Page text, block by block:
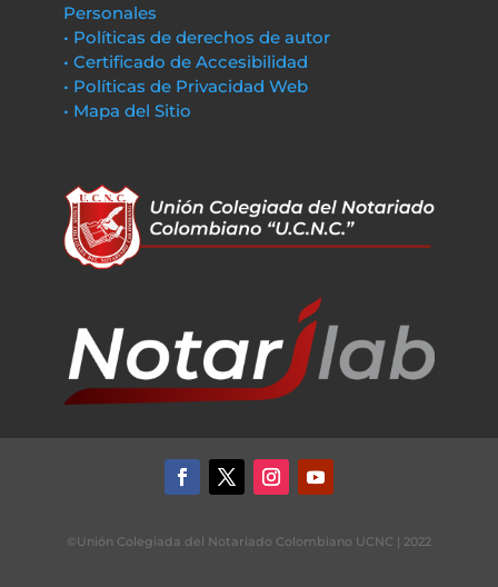
Personales
• Políticas de derechos de autor
• Certificado de Accesibilidad
• Políticas de Privacidad Web
• Mapa del Sitio
©Unión Colegiada del Notariado Colombiano UCNC | 2022